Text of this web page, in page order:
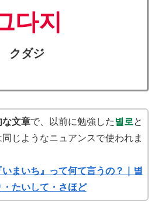
다지
クダジ
な文章で、以前に勉強した별로と
じようなニュアンスで使われま
まいち』って何て言うの？｜별
・たいして・さほど